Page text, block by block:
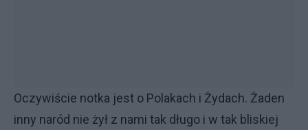
Oczywiście notka jest o Polakach i Żydach. Żaden
inny naród nie żył z nami tak długo i w tak bliskiej